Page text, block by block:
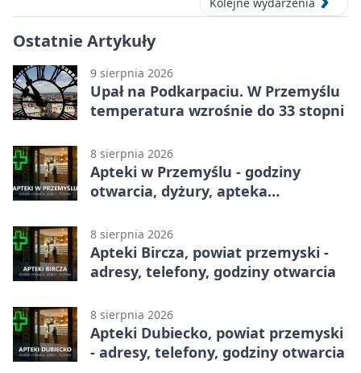
Ostatnie Artykuły
9 sierpnia 2026
Upał na Podkarpaciu. W Przemyślu
temperatura wzrośnie do 33 stopni
8 sierpnia 2026
Apteki w Przemyślu - godziny
otwarcia, dyżury, apteka
8 sierpnia 2026
Apteki Bircza, powiat przemyski -
adresy, telefony, godziny otwarcia
8 sierpnia 2026
Apteki Dubiecko, powiat przemyski
- adresy, telefony, godziny otwarcia